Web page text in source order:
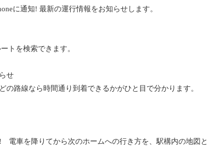
に通知! 最新の運行情報をお知らせします。
トを検索できます。
せ
の路線なら時間通り到着できるかがひと目で分かります。
電車を降りてから次のホームへの行き方を、駅構内の地図と